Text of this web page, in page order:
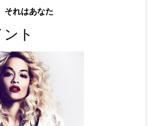
れはあなた
ト